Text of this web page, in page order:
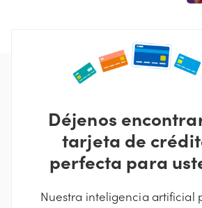
Déjenos
tarjeta de
perfecta para
Nuestra inteligencia artificial